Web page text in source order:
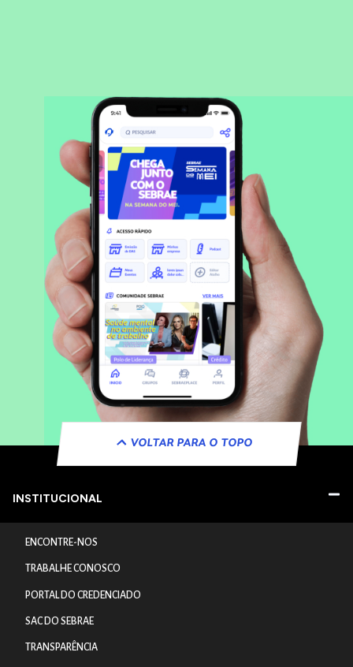
VOLTAR PARA O TOPO
INSTITUCIONAL
ENCONTRE-NOS
TRABALHE CONOSCO
PORTAL DO CREDENCIADO
SAC DO SEBRAE
TRANSPARÊNCIA